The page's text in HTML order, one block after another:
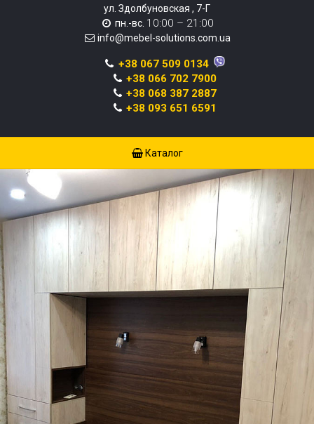
ул. Здолбуновская , 7-Г
пн.-вс. 10:00 – 21:00
info@mebel-solutions.com.ua
+38 067 509 0134
+38 066 702 7900
+38 068 387 2887
+38 093 651 6591
Каталог